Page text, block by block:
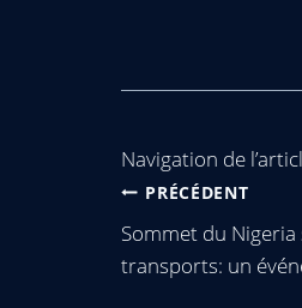
Navigation de
PRÉCÉDENT
Sommet du
transports: un